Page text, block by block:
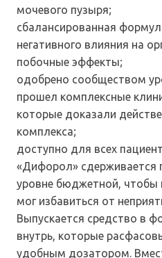
мочевого пузыря;
сбалансированная
негативного влияния на
побочные эффекты;
одобрено сообществом
прошел комплексные
которые доказали
комплекса;
доступно для всех
«Дифорол» сдерживается
уровне бюджетной,
мог избавиться от
Выпускается средство в
внутрь, которые
удобным дозатором.